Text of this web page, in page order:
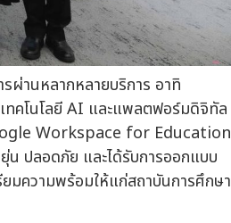
รผ่านหลากหลายบริการ อาทิ
ทคโนโลยี AI และแพลตฟอร์มดิจิทัล
Workspace for Education
น ปลอดภัย และได้รับการออกแบบ
มความพร้อมให้แก่สถาบันการศึกษา